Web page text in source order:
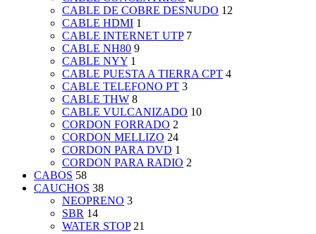
CABLE DE COBRE DESNUDO 12
CABLE HDMI 1
CABLE INTERNET UTP 7
CABLE NH80 9
CABLE NYY 1
CABLE PUESTA A TIERRA CPT 4
CABLE TELEFONO PT 3
CABLE THW 8
CABLE VULCANIZADO 10
CORDON FORRADO 2
CORDON MELLIZO 24
CORDON PARA DVD 1
CORDON PARA RADIO 2
CABOS 58
CAUCHOS 38
NEOPRENO 3
SBR 14
WATER STOP 21